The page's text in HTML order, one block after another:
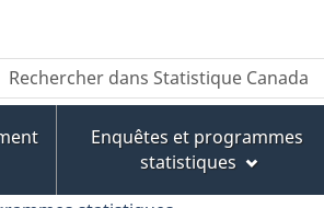
ÀRecherche
Rechercher
Enquêtes et programmes
statistiques